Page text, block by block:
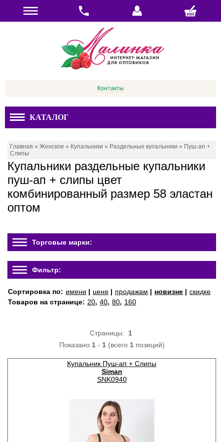
Контакты
КАТАЛОГ
Главная » Женское » Купальники » Раздельные купальники » Пуш-ап +
Слипы
Купальники раздельные купальники
пуш-ап + слипы цвет
комбинированный размер 58 эластан
оптом
Торговые марки:
Фильтр:
Сортировка по: имени | цене | продажам | новизне | скидке
Товаров на странице: 20, 40, 80, 160
Страницы: 1
Показано 1- 1(всего 1позиций)
Купальник Пуш-ап + Слипы
Siman
SNK0940